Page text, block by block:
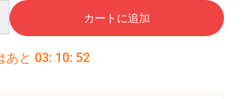
カートに追加
あと 03: 10: 51